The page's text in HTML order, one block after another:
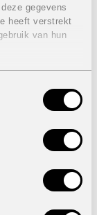
gegevens
heeft verstrekt
van hun